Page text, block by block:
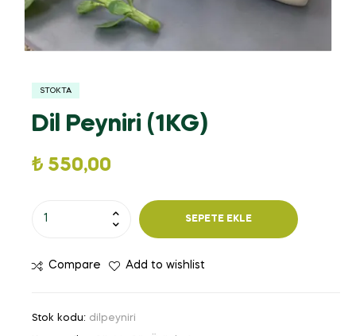
STOKTA
Dil Peyniri (1KG)
₺ 550,00
SEPETE EKLE
Compare Add to wishlist
Stok kodu: dilpeyniri